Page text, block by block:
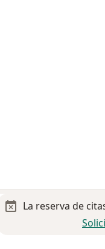
La reserva de